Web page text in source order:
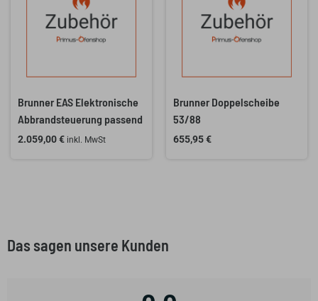
Brunner EAS Elektronische
Abbrandsteuerung passend
2.059,00€ inkl. MwSt
Brunner Doppelscheibe
53/88
655,95€
Das sagen unsere Kunden